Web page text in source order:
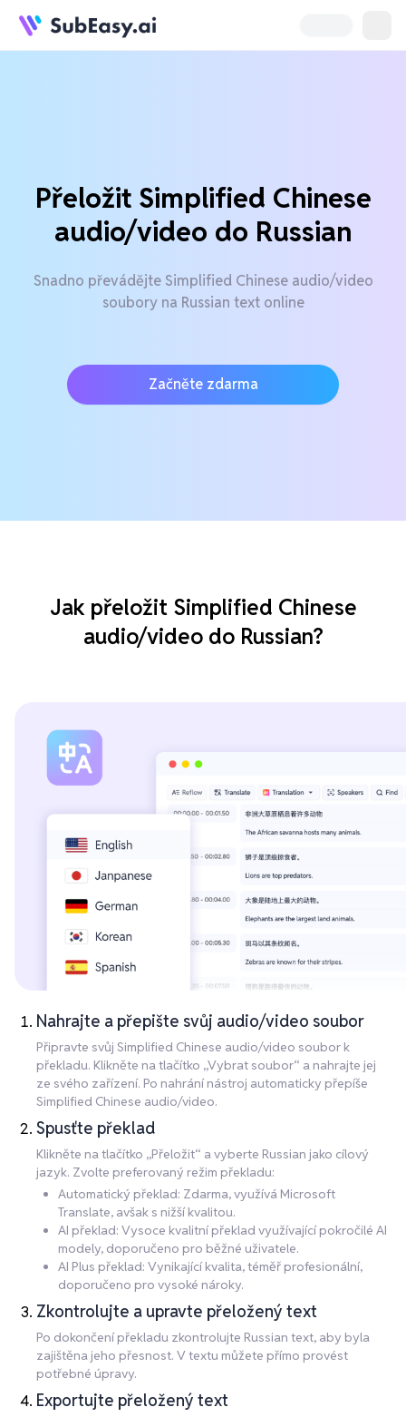
Přeložit Simplified Chinese
audio/video do Russian
Snadno převádějte Simplified Chinese audio/video
soubory na Russian text online
Začněte zdarma
Jak přeložit Simplified Chinese
audio/video do Russian?
Nahrajte a přepište svůj audio/video soubor
Připravte svůj Simplified Chinese audio/video soubor k
překladu. Klikněte na tlačítko „Vybrat soubor“ a nahrajte jej
ze svého zařízení. Po nahrání nástroj automaticky přepíše
Simplified Chinese audio/video.
Spusťte překlad
Klikněte na tlačítko „Přeložit“ a vyberte Russian jako cílový
jazyk. Zvolte preferovaný režim překladu:
Automatický překlad: Zdarma, využívá Microsoft
Translate, avšak s nižší kvalitou.
AI překlad: Vysoce kvalitní překlad využívající pokročilé AI
modely, doporučeno pro běžné uživatele.
AI Plus překlad: Vynikající kvalita, téměř profesionální,
doporučeno pro vysoké nároky.
Zkontrolujte a upravte přeložený text
Po dokončení překladu zkontrolujte Russian text, aby byla
zajištěna jeho přesnost. V textu můžete přímo provést
potřebné úpravy.
Exportujte přeložený text